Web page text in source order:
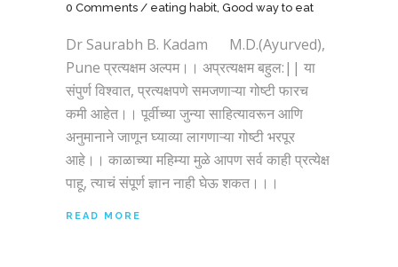
0 Comments
eating habit, Good way to eat
Dr Saurabh B. Kadam M.D.(Ayurved),
Pune प्रत्यक्षम अल्पम।। अप्रत्यक्षम बहुल:|| या
संपुर्ण विश्वात, प्रत्यक्षपणे समजणाऱ्या गोष्टी फारच
कमी आहेत।। पूर्वीच्या जुन्या साहित्यावरून आणि
अनुमानाने जाणून घ्याव्या लागणाऱ्या गोष्टी भरपूर
आहे।। काळाच्या महिम्या मुळे आपण सर्व काही प्रत्येक्ष
पाहू, त्याचं संपूर्ण ज्ञान नाही घेऊ शकत।।।
READ MORE